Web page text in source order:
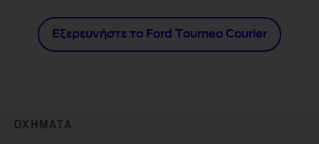
Εξερευνήστε το Ford Tourneo Courier
ΟΧΗΜΑΤΑ